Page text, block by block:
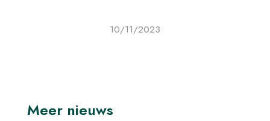
10/11/2023
Meer nieuws